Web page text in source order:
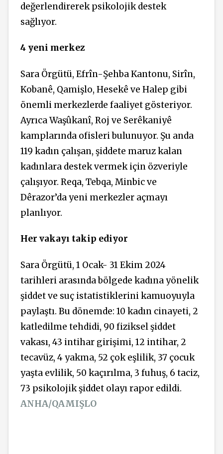
değerlendirerek psikolojik destek
sağlıyor.
4 yeni merkez
Sara Örgütü, Efrîn-Şehba Kantonu, Sirîn,
Kobanê, Qamişlo, Hesekê ve Halep gibi
önemli merkezlerde faaliyet gösteriyor.
Ayrıca Waşûkanî, Roj ve Serêkaniyê
kamplarında ofisleri bulunuyor. Şu anda
119 kadın çalışan, şiddete maruz kalan
kadınlara destek vermek için özveriyle
çalışıyor. Reqa, Tebqa, Minbic ve
Dêrazor’da yeni merkezler açmayı
planlıyor.
Her vakayı takip ediyor
Sara Örgütü, 1 Ocak- 31 Ekim 2024
tarihleri arasında bölgede kadına yönelik
şiddet ve suç istatistiklerini kamuoyuyla
paylaştı. Bu dönemde: 10 kadın cinayeti, 2
katledilme tehdidi, 90 fiziksel şiddet
vakası, 43 intihar girişimi, 12 intihar, 2
tecavüz, 4 yakma, 52 çok eşlilik, 37 çocuk
yaşta evlilik, 50 kaçırılma, 3 fuhuş, 6 taciz,
73 psikolojik şiddet olayı rapor edildi.
ANHA/QAMIŞLO